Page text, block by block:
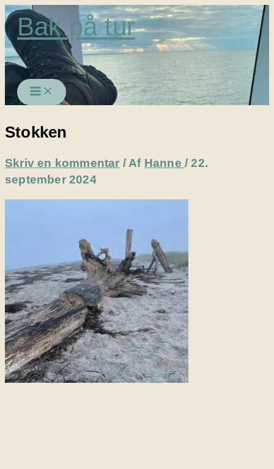
Gå
til
indholdet
Bak på tur
Stokken
Skriv en kommentar / Af Hanne/22.
september 2024